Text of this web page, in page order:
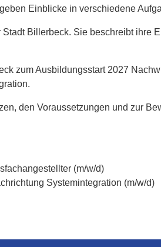
Einblicke in verschiedene
Billerbeck. Sie beschreibt ihre
zum Ausbildungsstart 2027
den Voraussetzungen und zur
(m/w/d)
Systemintegration (m/w/d)